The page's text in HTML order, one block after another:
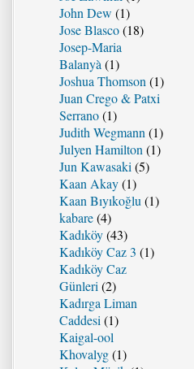
John Dew (1)
Jose Blasco(18)
Josep-Maria
Balanyà (1)
Joshua Thomson (1)
Juan Crego & Patxi
Serrano(1)
Judith Wegmann (1)
Julyen Hamilton (1)
Jun Kawasaki (5)
Kaan Akay(1)
Kaan Bıyıkoğlu (1)
kabare(4)
Kadıköy(43)
Kadıköy Caz 3 (1)
Kadıköy Caz
Günleri (2)
Kadırga Liman
Caddesi (1)
Kaigal-ool
Khovalyg(1)